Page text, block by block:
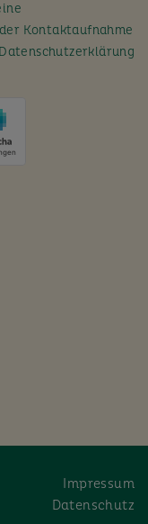
Kontaktaufnahme
Impressum
Datenschutz